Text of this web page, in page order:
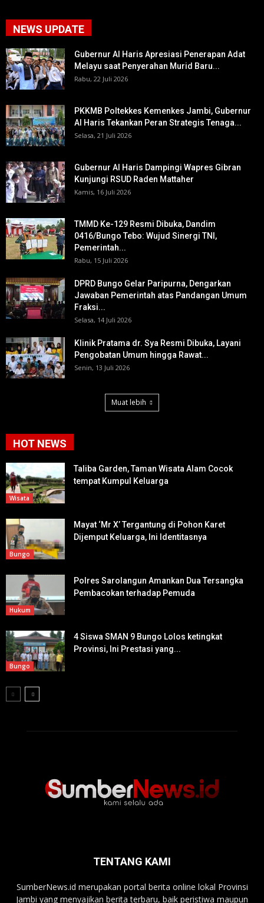
NEWS UPDATE
Gubernur Al Haris Apresiasi Penerapan Adat
Melayu saat Penyerahan Murid Baru...
Rabu, 22 Juli 2026
PKKMB Poltekkes Kemenkes Jambi, Gubernur
Al Haris Tekankan Peran Strategis Tenaga...
Selasa, 21 Juli 2026
Gubernur Al Haris Dampingi Wapres Gibran
Kunjungi RSUD Raden Mattaher
Kamis, 16 Juli 2026
TMMD Ke-129 Resmi Dibuka, Dandim
0416/Bungo Tebo: Wujud Sinergi TNI,
Pemerintah...
Rabu, 15 Juli 2026
DPRD Bungo Gelar Paripurna, Dengarkan
Jawaban Pemerintah atas Pandangan Umum
Fraksi...
Selasa, 14 Juli 2026
Klinik Pratama dr. Sya Resmi Dibuka, Layani
Pengobatan Umum hingga Rawat...
Senin, 13 Juli 2026
Muat lebih
HOT NEWS
Wisata
Taliba Garden, Taman Wisata Alam Cocok
tempat Kumpul Keluarga
Bungo
Mayat ‘Mr X’ Tergantung di Pohon Karet
Dijemput Keluarga, Ini Identitasnya
Hukum
Polres Sarolangun Amankan Dua Tersangka
Pembacokan terhadap Pemuda
Bungo
4 Siswa SMAN 9 Bungo Lolos ketingkat
Provinsi, Ini Prestasi yang...
TENTANG KAMI
SumberNews.id merupakan portal berita online lokal Provinsi
Jambi yang menyajikan berita terbaru, baik peristiwa maupun